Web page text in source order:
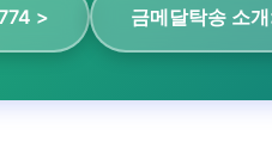
> 금메달탁송 소